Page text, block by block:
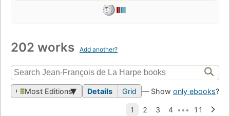
202 works Add another?
Most Editions Details Grid — Show only ebooks?